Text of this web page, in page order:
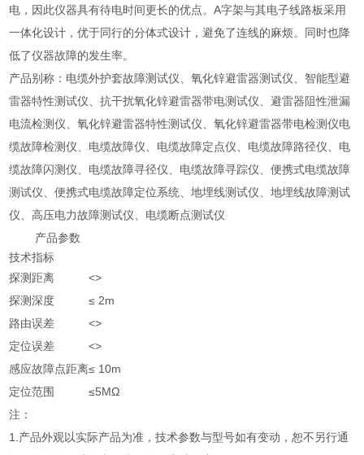
电，因此仪器具有待电时间更长的优点。A字架与其电子线路板采用
一体化设计，优于同行的分体式设计，避免了连线的麻烦。同时也降
低了仪器故障的发生率。
产品别称：电缆外护套故障测试仪、氧化锌避雷器测试仪、智能型避
雷器特性测试仪、抗干扰氧化锌避雷器带电测试仪、避雷器阻性泄漏
电流检测仪、氧化锌避雷器特性测试仪、氧化锌避雷器带电检测仪电
缆故障检测仪、电缆故障仪、电缆故障定点仪、电缆故障路径仪、电
缆故障闪测仪、电缆故障寻径仪、电缆故障寻踪仪、便携式电缆故障
测试仪、便携式电缆故障定位系统、地埋线测试仪、地埋线故障测试
仪、高压电力故障测试仪、电缆断点测试仪
产品参数
技术指标
探测距离
<>
探测深度
≤ 2m
路由误差
<>
定位误差
<>
感应故障点距离≤ 10m
定位范围
≤5MΩ
注：
1.产品外观以实际产品为准，技术参数与型号如有变动，恕不另行通